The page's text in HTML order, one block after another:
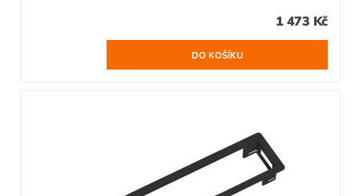
1 473 Kč